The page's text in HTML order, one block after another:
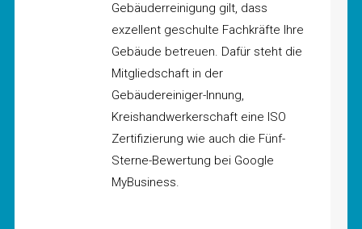
Gebäuderreinigung gilt, dass
exzellent geschulte Fachkräfte Ihre
Gebäude betreuen. Dafür steht die
Mitgliedschaft in der
Gebäudereiniger-Innung,
Kreishandwerkerschaft eine ISO
Zertifizierung wie auch die Fünf-
Sterne-Bewertung bei Google
MyBusiness.